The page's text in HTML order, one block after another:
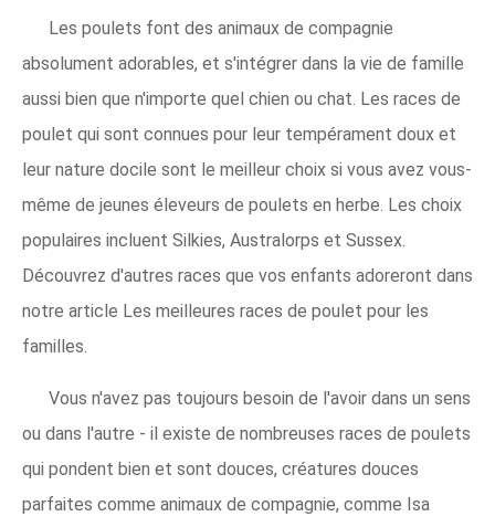
Les poulets font des animaux de compagnie
absolument adorables, et s'intégrer dans la vie de famille
aussi bien que n'importe quel chien ou chat. Les races de
poulet qui sont connues pour leur tempérament doux et
leur nature docile sont le meilleur choix si vous avez vous-
même de jeunes éleveurs de poulets en herbe. Les choix
populaires incluent Silkies, Australorps et Sussex.
Découvrez d'autres races que vos enfants adoreront dans
notre article Les meilleures races de poulet pour les
familles.
Vous n'avez pas toujours besoin de l'avoir dans un sens
ou dans l'autre - il existe de nombreuses races de poulets
qui pondent bien et sont douces, créatures douces
parfaites comme animaux de compagnie, comme Isa